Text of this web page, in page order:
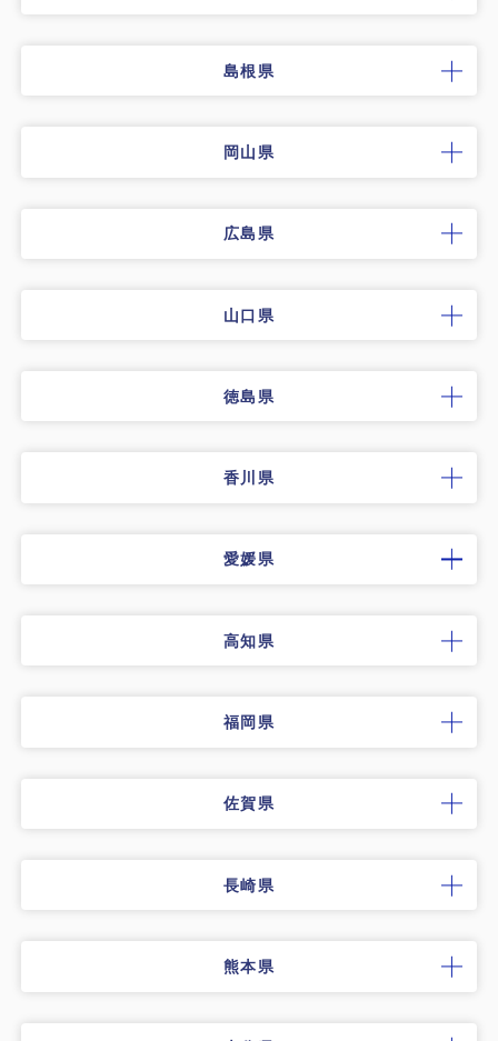
島根県
岡山県
広島県
山口県
徳島県
香川県
愛媛県
高知県
福岡県
佐賀県
長崎県
熊本県